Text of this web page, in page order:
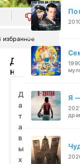
0
избранное
Дорога
на
(1986)
смотреть
бесплатно
Д
а
т
а
в
ы
х
Я